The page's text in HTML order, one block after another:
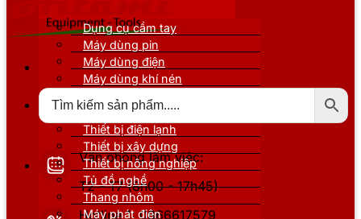
Văn phòng làm việc:
T2 - T7 (8h00 - 17h45)
Hotline 1: 0866617579
Dụng cụ cầm tay
Máy dùng pin
Máy dùng điện
Máy dùng khí nén
Thiết bị nâng đỡ
Thiết bị điện lạnh
Thiết bị xây dựng
Thiết bị nông nghiệp
Tủ đồ nghề
Thang nhôm
Máy phát điện